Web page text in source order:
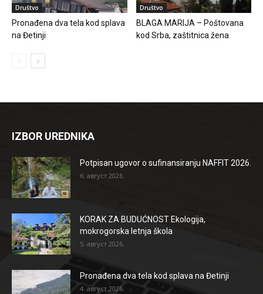
Društvo
Pronađena dva tela kod splava
na Đetinji
Društvo
BLAGA MARIJA – Poštovana
kod Srba, zaštitnica žena
IZBOR UREDNIKA
Potpisan ugovor o sufinansiranju NAFFIT 2026.
6. август 2026.
KORAK ZA BUDUĆNOST Ekologija,
mokrogorska letnja škola
5. август 2026.
Pronađena dva tela kod splava na Đetinji
4. август 2026.